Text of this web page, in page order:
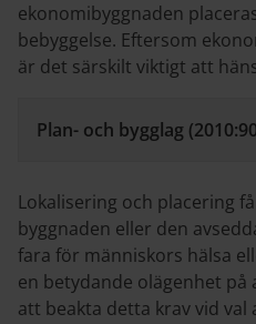
ekonomibyggnaden
bebyggelse. Eftersom
är det särskilt viktigt att
Plan- och bygglag
Lokalisering och placering
byggnaden eller den
fara för människors hälsa
en betydande olägenhet
att beakta detta krav vid val